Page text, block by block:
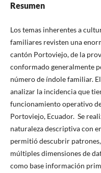
Resumen
Los temas inherentes a
familiares revisten una
cantón Portoviejo, de la
conformado generalmente
número de índole familiar.
analizar la incidencia que
funcionamiento operativo
Portoviejo, Ecuador. Se
naturaleza descriptiva con
permitió descubrir
múltiples dimensiones de
como base información